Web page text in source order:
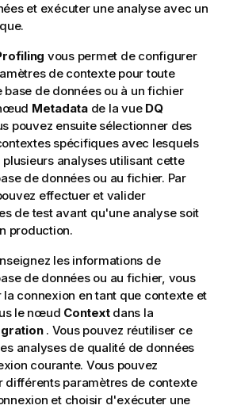
et exécuter une analyse avec un
vous permet de configurer
de contexte pour toute
base de données ou à un fichier
Metadatade la vue DQ
pouvez ensuite sélectionner des
spécifiques avec lesquels
analyses utilisant cette
de données ou au fichier. Par
effectuer et valider
de test avant qu'une analyse soit
production.
les informations de
de données ou au fichier, vous
connexion en tant que contexte et
le nœud Contextdans la
. Vous pouvez réutiliser ce
analyses de qualité de données
courante. Vous pouvez
différents paramètres de contexte
et choisir d'exécuter une